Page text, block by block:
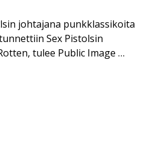
johtajana punkklassikoita
Sex Pistolsin
tulee Public Image …